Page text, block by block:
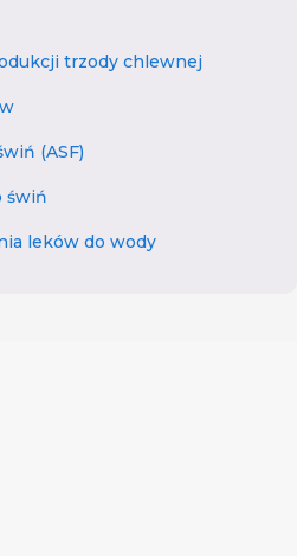
trzody chlewnej
(ASF)
świń
leków do wody